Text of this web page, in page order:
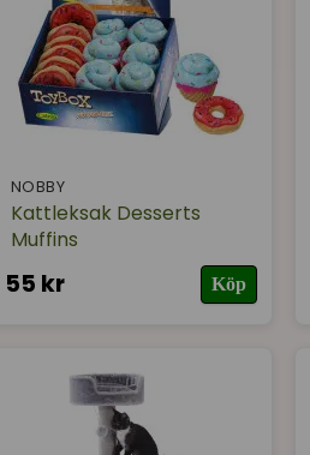
NOBBY
Kattleksak Desserts
Muffins
55 kr Köp